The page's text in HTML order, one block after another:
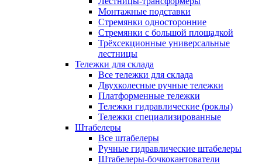
Монтажные подставки
Стремянки односторонние
Стремянки с большой площадкой
Трёхсекционные универсальные
лестницы
Тележки для склада
Все тележки для склада
Двухколесные ручные тележки
Платформенные тележки
Тележки гидравлические (роклы)
Тележки специализированные
Штабелеры
Все штабелеры
Ручные гидравлические штабелеры
Штабелеры-бочкокантователи